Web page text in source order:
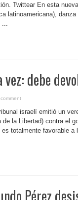
Twittear En esta
latinoamericana),
...
debe
israelí emitió un
la Libertad) contra el
totalmente favorable a
Pérez